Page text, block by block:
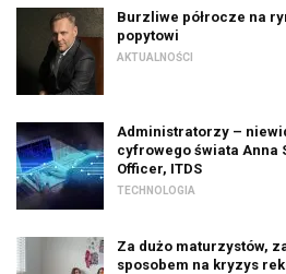
Burzliwe półrocze na
popytowi
AKTUALNOŚCI
Administratorzy –
cyfrowego świata Anna
Officer, ITDS
TECHNOLOGIA
Za dużo maturzystów,
sposobem na kryzys